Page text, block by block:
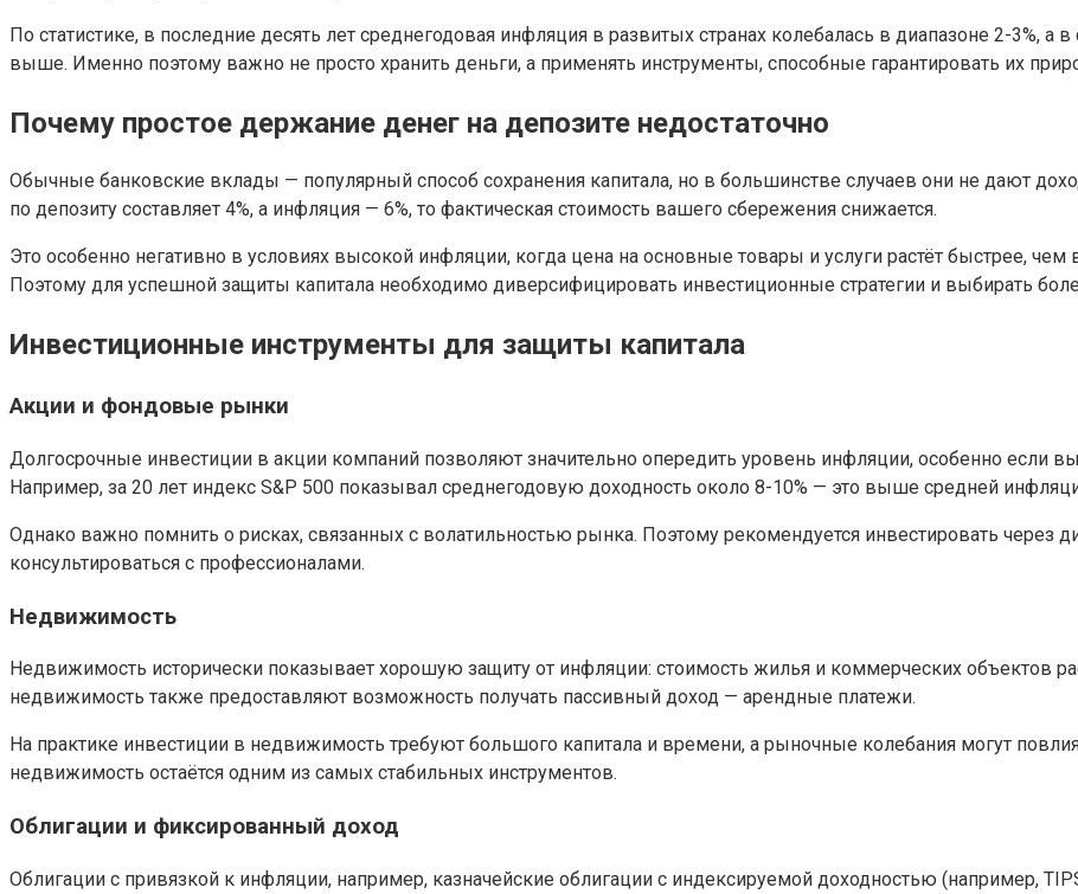
По статистике, в последние десять лет среднегодовая инфляция в развитых странах колебалась в диапазоне 2-3%,
выше. Именно поэтому важно не просто хранить деньги, а применять инструменты, способные гарантировать их
Почему простое держание денег на депозите недостаточно
Обычные банковские вклады — популярный способ сохранения капитала, но в большинстве случаев они не дают
по депозиту составляет 4%, а инфляция — 6%, то фактическая стоимость вашего сбережения снижается.
Это особенно негативно в условиях высокой инфляции, когда цена на основные товары и услуги растёт быстрее,
Поэтому для успешной защиты капитала необходимо диверсифицировать инвестиционные стратегии и выбирать
Инвестиционные инструменты для защиты капитала
Акции и фондовые рынки
Долгосрочные инвестиции в акции компаний позволяют значительно опередить уровень инфляции, особенно если
Например, за 20 лет индекс S&P 500 показывал среднегодовую доходность около 8-10% — это выше средней
Однако важно помнить о рисках, связанных с волатильностью рынка. Поэтому рекомендуется инвестировать
консультироваться с профессионалами.
Недвижимость
Недвижимость исторически показывает хорошую защиту от инфляции: стоимость жилья и коммерческих объектов
недвижимость также предоставляют возможность получать пассивный доход — арендные платежи.
На практике инвестиции в недвижимость требуют большого капитала и времени, а рыночные колебания могут
недвижимость остаётся одним из самых стабильных инструментов.
Облигации и фиксированный доход
Облигации с привязкой к инфляции, например, казначейские облигации с индексируемой доходностью (например,